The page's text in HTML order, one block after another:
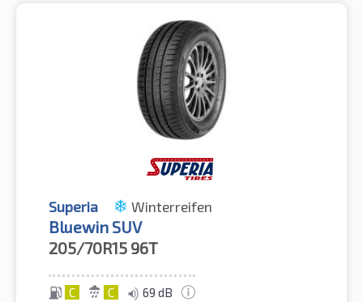
Superia Winterreifen
Bluewin SUV
205/70R15 96T
C C 69 dB